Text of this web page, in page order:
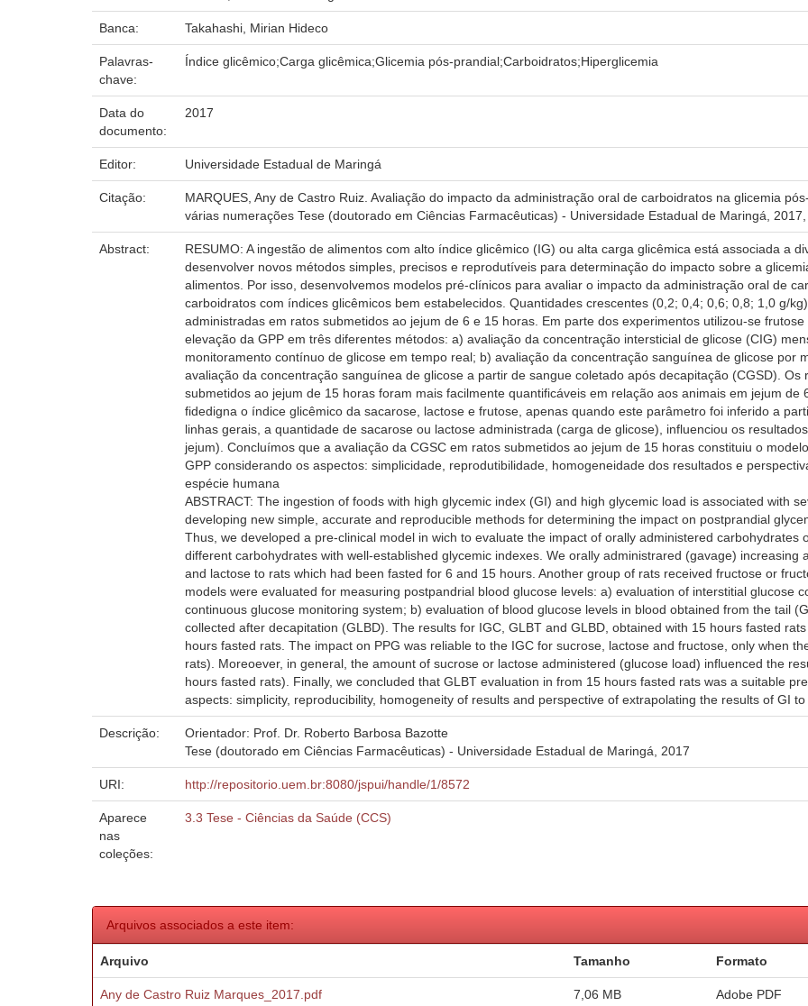
Banca: Takahashi, Mirian Hideco
Palavras-
chave:
Índice glicêmico;Carga glicêmica;Glicemia pós-prandial;Carboidratos;Hiperglicemia
Data do
documento:
2017
Editor: Universidade Estadual de Maringá
Citação:
MARQUES, Any de Castro Ruiz. Avaliação do impacto da administração oral de carboidratos na glicemia
várias numerações Tese (doutorado em Ciências Farmacêuticas) - Universidade Estadual de Maringá, 2017,
Abstract:
RESUMO: A ingestão de alimentos com alto índice glicêmico (IG) ou alta carga glicêmica está associada a
desenvolver novos métodos simples, precisos e reprodutíveis para determinação do impacto sobre a
alimentos. Por isso, desenvolvemos modelos pré-clínicos para avaliar o impacto da administração oral de
carboidratos com índices glicêmicos bem estabelecidos. Quantidades crescentes (0,2; 0,4; 0,6; 0,8; 1,0 g/
administradas em ratos submetidos ao jejum de 6 e 15 horas. Em parte dos experimentos utilizou-se
elevação da GPP em três diferentes métodos: a) avaliação da concentração intersticial de glicose (CIG)
monitoramento contínuo de glicose em tempo real; b) avaliação da concentração sanguínea de glicose por
avaliação da concentração sanguínea de glicose a partir de sangue coletado após decapitação (CGSD).
submetidos ao jejum de 15 horas foram mais facilmente quantificáveis em relação aos animais em jejum
fidedigna o índice glicêmico da sacarose, lactose e frutose, apenas quando este parâmetro foi inferido a
linhas gerais, a quantidade de sacarose ou lactose administrada (carga de glicose), influenciou os
jejum). Concluímos que a avaliação da CGSC em ratos submetidos ao jejum de 15 horas constituiu o
GPP considerando os aspectos: simplicidade, reprodutibilidade, homogeneidade dos resultados e
espécie humana
ABSTRACT: The ingestion of foods with high glycemic index (GI) and high glycemic load is associated with
developing new simple, accurate and reproducible methods for determining the impact on postprandial
Thus, we developed a pre-clinical model in wich to evaluate the impact of orally administered
different carbohydrates with well-established glycemic indexes. We orally administrared (gavage)
and lactose to rats which had been fasted for 6 and 15 hours. Another group of rats received fructose or
models were evaluated for measuring postpandrial blood glucose levels: a) evaluation of interstitial glucose
continuous glucose monitoring system; b) evaluation of blood glucose levels in blood obtained from the tail
collected after decapitation (GLBD). The results for IGC, GLBT and GLBD, obtained with 15 hours fasted
hours fasted rats. The impact on PPG was reliable to the IGC for sucrose, lactose and fructose, only when
rats). Moreoever, in general, the amount of sucrose or lactose administered (glucose load) influenced the
hours fasted rats). Finally, we concluded that GLBT evaluation in from 15 hours fasted rats was a suitable
aspects: simplicity, reproducibility, homogeneity of results and perspective of extrapolating the results of GI to
Descrição:
Orientador: Prof. Dr. Roberto Barbosa Bazotte
Tese (doutorado em Ciências Farmacêuticas) - Universidade Estadual de Maringá, 2017
URI: http://repositorio.uem.br:8080/jspui/handle/1/8572
Aparece
nas
coleções:
3.3 Tese - Ciências da Saúde (CCS)
Arquivos associados a este item:
Arquivo Tamanho Formato
Any de Castro Ruiz Marques_2017.pdf 7,06 MB Adobe PDF